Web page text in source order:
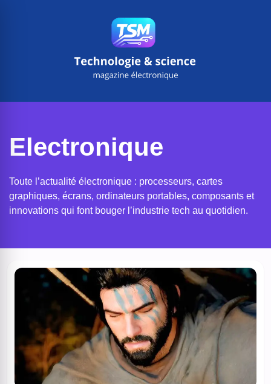
Electronique
Toute l’actualité électronique : processeurs, cartes
graphiques, écrans, ordinateurs portables, composants et
innovations qui font bouger l’industrie tech au quotidien.